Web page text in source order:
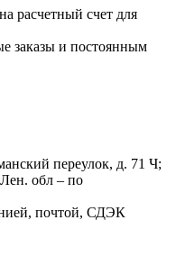
расчетный счет для
заказы и постоянным
переулок, д. 71 Ч;
обл – по
почтой, СДЭК